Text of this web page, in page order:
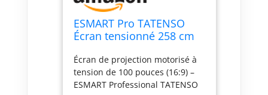
ESMART Pro TATENSO
Écran tensionné 258 cm
Blanc
Écran de projection motorisé à
tension de 100 pouces (16:9) –
ESMART Professional TATENSO